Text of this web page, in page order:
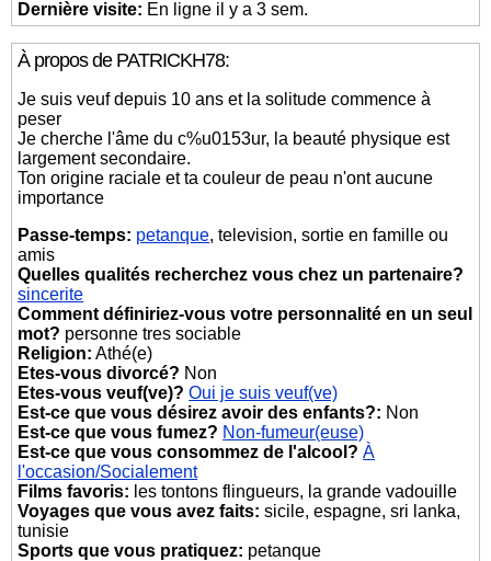
Dernière visite: En ligne il y a 3 sem.
À propos de PATRICKH78:
Je suis veuf depuis 10 ans et la solitude commence à
peser
Je cherche l'âme du c%u0153ur, la beauté physique est
largement secondaire.
Ton origine raciale et ta couleur de peau n'ont aucune
importance
Passe-temps: petanque, television, sortie en famille ou
amis
Quelles qualités recherchez vous chez un partenaire?
sincerite
Comment définiriez-vous votre personnalité en un seul
mot? personne tres sociable
Religion: Athé(e)
Etes-vous divorcé? Non
Etes-vous veuf(ve)? Oui je suis veuf(ve)
Est-ce que vous désirez avoir des enfants?: Non
Est-ce que vous fumez? Non-fumeur(euse)
Est-ce que vous consommez de l'alcool? À
l'occasion/Socialement
Films favoris: les tontons flingueurs, la grande vadouille
Voyages que vous avez faits: sicile, espagne, sri lanka,
tunisie
Sports que vous pratiquez: petanque